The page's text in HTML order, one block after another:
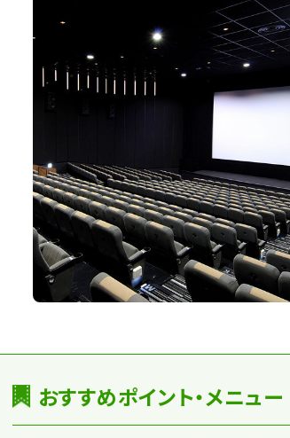
おすすめポイント・メニュー